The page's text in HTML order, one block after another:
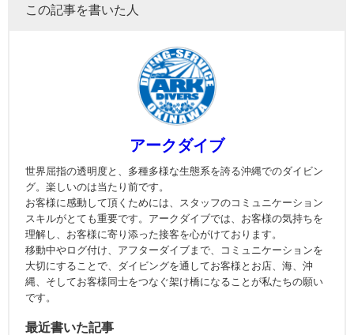
この記事を書いた人
アークダイブ
世界屈指の透明度と、多種多様な生態系を誇る沖縄でのダイビン
グ。楽しいのは当たり前です。
お客様に感動して頂くためには、スタッフのコミュニケーション
スキルがとても重要です。アークダイブでは、お客様の気持ちを
理解し、お客様に寄り添った接客を心がけております。
移動中やログ付け、アフターダイブまで、コミュニケーションを
大切にすることで、ダイビングを通してお客様とお店、海、沖
縄、そしてお客様同士をつなぐ架け橋になることが私たちの願い
です。
最近書いた記事